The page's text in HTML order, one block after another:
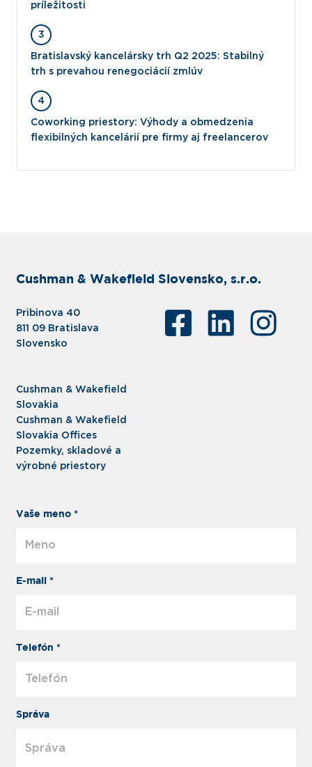
príležitosti
3
Bratislavský kancelársky trh Q2 2025: Stabilný
trh s prevahou renegociácií zmlúv
4
Coworking priestory: Výhody a obmedzenia
flexibilných kancelárií pre firmy aj freelancerov
Cushman & Wakefield Slovensko, s.r.o.
Pribinova 40
811 09 Bratislava
Slovensko
Cushman & Wakefield
Slovakia
Cushman & Wakefield
Slovakia Offices
Pozemky, skladové a
výrobné priestory
Vaše meno *
E-mail *
Telefón *
Správa